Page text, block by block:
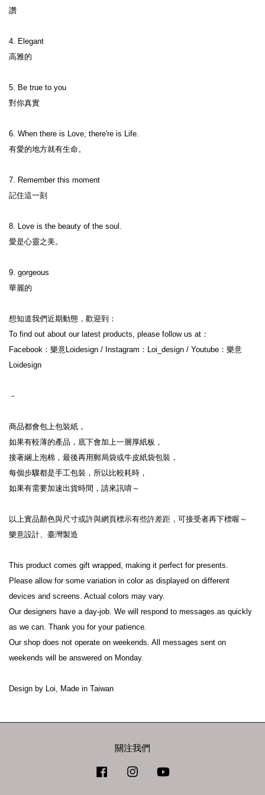
讚
4. Elegant
高雅的
5. Be true to you
對你真實
6. When there is Love, there're is Life.
有愛的地方就有生命。
7. Remember this moment
記住這一刻
8. Love is the beauty of the soul.
愛是心靈之美。
9. gorgeous
華麗的
想知道我們近期動態，歡迎到：
To find out about our latest products, please follow us at：
Facebook：樂意Loidesign / Instagram：Loi_design / Youtube：樂意
Loidesign
－
商品都會包上包裝紙，
如果有較薄的產品，底下會加上一層厚紙板，
接著綑上泡棉，最後再用郵局袋或牛皮紙袋包裝，
每個步驟都是手工包裝，所以比較耗時，
如果有需要加速出貨時間，請來訊唷～
以上實品顏色與尺寸或許與網頁標示有些許差距，可接受者再下標喔～
樂意設計、臺灣製造
This product comes gift wrapped, making it perfect for presents.
Please allow for some variation in color as displayed on different
devices and screens. Actual colors may vary.
Our designers have a day-job. We will respond to messages as quickly
as we can. Thank you for your patience.
Our shop does not operate on weekends. All messages sent on
weekends will be answered on Monday.
Design by Loi, Made in Taiwan
關注我們
Facebook Instagram